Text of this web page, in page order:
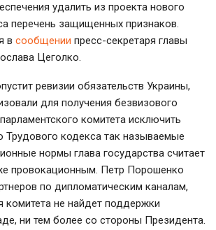
удалить из проекта нового
перечень защищенных признаков.
в сообщении пресс-секретаря главы
Цеголко.
ревизии обязательств Украины,
для получения безвизового
комитета исключить
Трудового кодекса так называемые
нормы глава государства считает
провокационным. Петр Порошенко
по дипломатическим каналам,
комитета не найдет поддержки
ни тем более со стороны Президента.